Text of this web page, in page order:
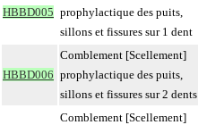
HBBD005 prophylactique des puits,
sillons et fissures sur 1 dent
HBBD006
Comblement [Scellement]
prophylactique des puits,
sillons et fissures sur 2 dents
Comblement [Scellement]